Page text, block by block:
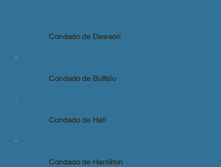
Condado de Dawson
Condado de Buffalo
Condado de Hall
Condado de Hamilton